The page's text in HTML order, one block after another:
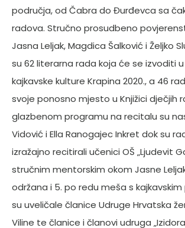
područja, od Čabra do Đurđevca sa
radova. Stručno prosudbeno
Jasna Leljak, Magdica Šalković i Željko
su 62 literarna rada koja će se izvoditi
kajkavske kulture Krapina 2020., a 46
svoje ponosno mjesto u Knjižici dječjih
glazbenom programu na recitalu su
Vidović i Ella Ranogajec Inkret dok su
izražajno recitirali učenici OŠ „Ljudevit
stručnim mentorskim okom Jasne
održana i 5. po redu meša s
su uveličale članice Udruge Hrvatska
Viline te članice i članovi udruga „Izidora